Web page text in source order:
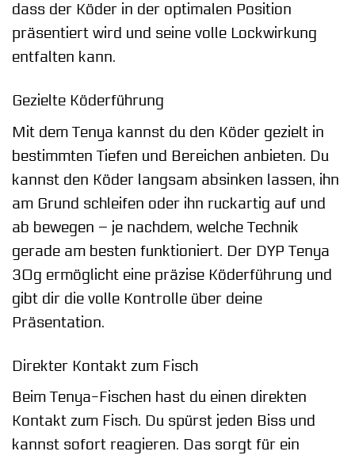
dass der Köder in der optimalen Position
präsentiert wird und seine volle Lockwirkung
entfalten kann.
Gezielte Köderführung
Mit dem Tenya kannst du den Köder gezielt in
bestimmten Tiefen und Bereichen anbieten. Du
kannst den Köder langsam absinken lassen, ihn
am Grund schleifen oder ihn ruckartig auf und
ab bewegen – je nachdem, welche Technik
gerade am besten funktioniert. Der DYP Tenya
30g ermöglicht eine präzise Köderführung und
gibt dir die volle Kontrolle über deine
Präsentation.
Direkter Kontakt zum Fisch
Beim Tenya-Fischen hast du einen direkten
Kontakt zum Fisch. Du spürst jeden Biss und
kannst sofort reagieren. Das sorgt für ein